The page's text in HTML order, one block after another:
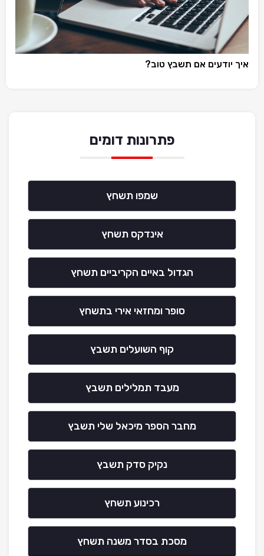
איך יודעים אם תשבץ טוב?
פתרונות דומים
שמפו תשחץ
אינדקס תשחץ
הגדול באיים הקריביים תשחץ
סופר ומחזאי אירי בתשחץ
קוף השועלים תשבץ
מעבד תמלילים תשבץ
מחבר הספר מיכאל שלי תשבץ
נקיק סדק תשבץ
רכינוע תשחץ
מסכת בסדר משנה תשחץ